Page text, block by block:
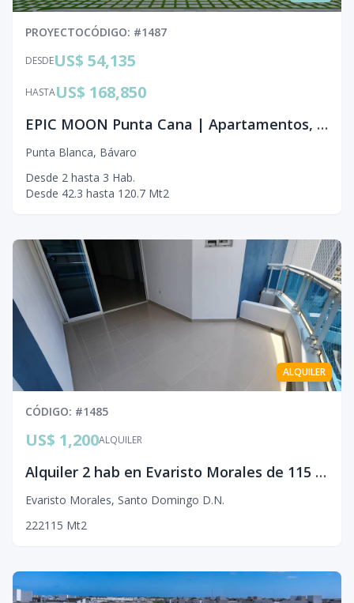
PROYECTOCÓDIGO: #1487
DESDEUS$ 54,135
HASTAUS$ 168,850
EPIC MOON Punta Cana | Apartamentos, Penthouses y Villas desde 42 m²
Punta Blanca, Bávaro
Desde 2 hasta 3 Hab.
Desde 42.3 hasta 120.7 Mt2
ALQUILER
CÓDIGO: #1485
ALQUILER
US$ 1,200
Alquiler 2 hab en Evaristo Morales de 115 m² + rooftop con amenidades + 2 parqueos paralelos
Evaristo Morales, Santo Domingo D.N.
222115 Mt2